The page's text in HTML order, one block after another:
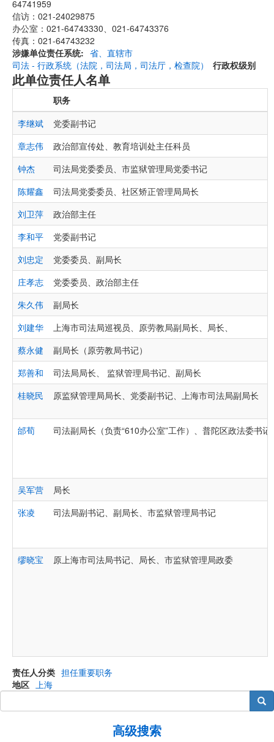
64741959
信访：021-24029875
办公室：021-64743330、021-64743376
传真：021-64743232
涉嫌单位责任系统
司法 - 行政系统（法院，司法局，司法厅，检查院）
行政权级别
省、直辖市
此单位责任人名单
职务
李继斌
党委副书记
章志伟
政治部宣传处、教育培训处主任科员
钟杰
司法局党委委员、市监狱管理局党委书记
陈耀鑫
司法局党委委员、社区矫正管理局局长
刘卫萍
政治部主任
李和平
党委副书记
刘忠定
党委委员、副局长
庄孝志
党委委员、政治部主任
朱久伟
副局长
刘建华
上海市司法局巡视员、原劳教局副局长、局长、
蔡永健
副局长（原劳教局书记）
郑善和
司法局局长、 监狱管理局书记、副局长
桂晓民
原监狱管理局局长、党委副书记、上海市司法局副局长
邰荀 司法副局长（负责“610办公室”工作）、普陀区政法委书
吴军营
局长
张凌
司法局副书记、副局长、市监狱管理局书记
缪晓宝 原上海市司法局书记、局长、市监狱管理局政委
责任人分类 担任重要职务
地区 上海
搜索
高级搜索